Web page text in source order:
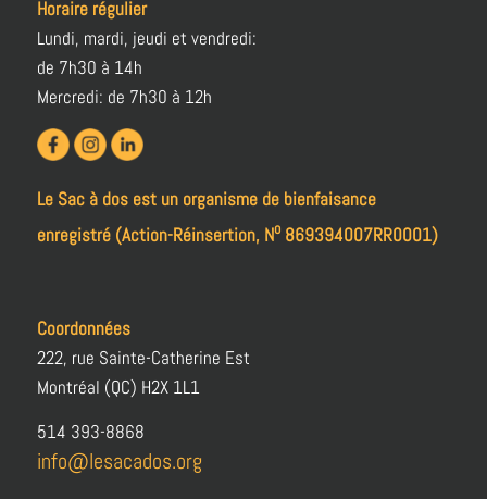
Horaire régulier
Lundi, mardi, jeudi et vendredi:
de 7h30 à 14h
Mercredi: de 7h30 à 12h
Le Sac à dos est un organisme de bienfaisance
enregistré (Action-Réinsertion, No869394007RR0001)
Coordonnées
222, rue Sainte-Catherine Est
Montréal (QC) H2X 1L1
514 393-8868
info@lesacados.org